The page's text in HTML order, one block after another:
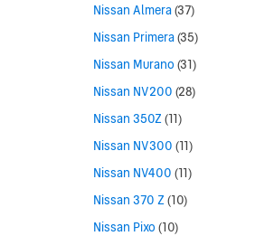
Nissan Almera(37)
Nissan Primera(35)
Nissan Murano (31)
Nissan NV200 (28)
Nissan 350Z(11)
Nissan NV300 (11)
Nissan NV400 (11)
Nissan 370 Z(10)
Nissan Pixo (10)